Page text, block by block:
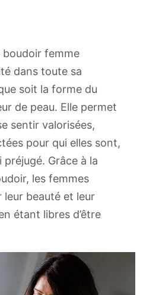
femme
dans toute sa
soit la forme du
de peau. Elle permet
sentir valorisées,
pour qui elles sont,
Grâce à la
les femmes
leur beauté et leur
étant libres d’être